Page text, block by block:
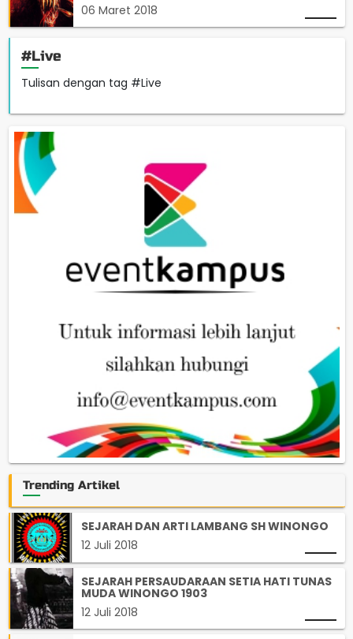
06 Maret 2018
#Live
Tulisan dengan tag #Live
Trending Artikel
SEJARAH DAN ARTI LAMBANG SH WINONGO
12 Juli 2018
SEJARAH PERSAUDARAAN SETIA HATI TUNAS
MUDA WINONGO 1903
12 Juli 2018